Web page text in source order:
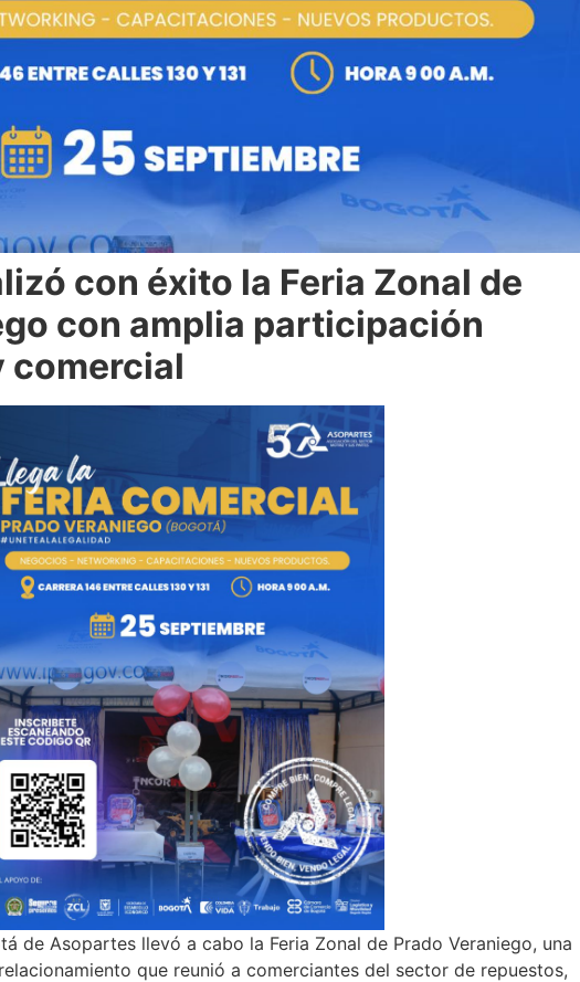
con éxito la Feria Zonal de
con amplia participación
de Asopartes llevó a cabo la Feria Zonal de Prado Veraniego, una
que reunió a comerciantes del sector de repuestos,